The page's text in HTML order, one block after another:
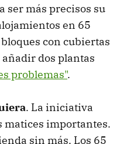
ser más precisos su
en 65
con cubiertas
añadir dos plantas
problemas".
. La iniciativa
matices importantes.
sin más. Los 65